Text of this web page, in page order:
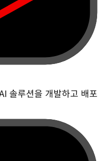
솔루션을 개발하고 배포